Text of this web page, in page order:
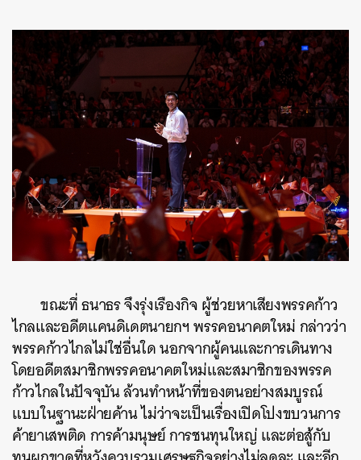
ขณะที่ ธนาธร จึงรุ่งเรืองกิจ ผู้ช่วยหาเสียงพรรคก้าว
ไกลและอดีตแคนดิเดตนายกฯ พรรคอนาคตใหม่ กล่าวว่า
พรรคก้าวไกลไม่ใช่อื่นใด นอกจากผู้คนและการเดินทาง
โดยอดีตสมาชิกพรรคอนาคตใหม่และสมาชิกของพรรค
ก้าวไกลในปัจจุบัน ล้วนทำหน้าที่ของตนอย่างสมบูรณ์
แบบในฐานะฝ่ายค้าน ไม่ว่าจะเป็นเรื่องเปิดโปงขบวนการ
ค้ายาเสพติด การค้ามนุษย์ การชนทุนใหญ่ และต่อสู้กับ